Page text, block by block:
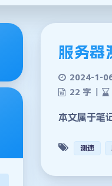
服务器
2024-1-
22 字
本文属于
测速